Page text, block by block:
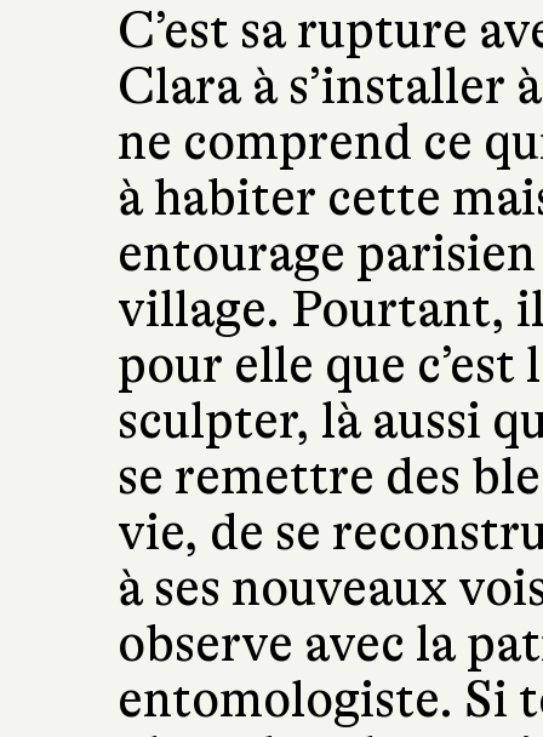
C’est sa rupture
Clara à s’installer
ne comprend ce
à habiter cette
entourage
village. Pourtant,
pour elle que c’est
sculpter, là aussi
se remettre des
vie, de se
à ses nouveaux
observe avec la
entomologiste. Si